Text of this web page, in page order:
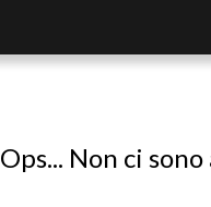
Ops... Non ci